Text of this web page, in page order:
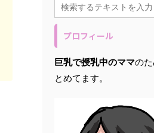
プロフィール
巨乳で授乳中のママの
とめてます。